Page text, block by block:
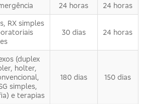
24 horas 24 horas
RX simples
30 dias 24 horas
(duplex
holter,
simples,
e terapias
180 dias 150 dias